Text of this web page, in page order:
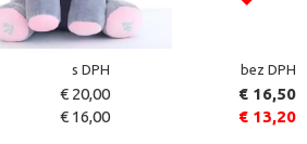
s DPH bez DPH
€ 20,00
€ 16,50
€ 16,00 € 13,20